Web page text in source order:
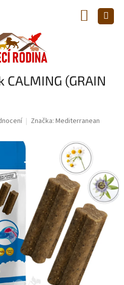
KOŠÍK
(GRAIN
Značka: Mediterranean